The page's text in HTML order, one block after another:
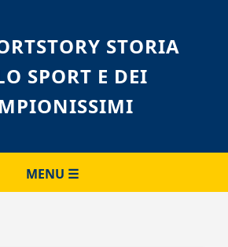
STORIA
SPORT E DEI
MENU ☰